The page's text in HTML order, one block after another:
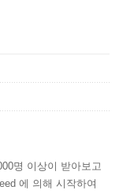
명 이상이 받아보고
에 의해 시작하여